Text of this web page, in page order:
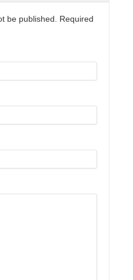
be published. Required